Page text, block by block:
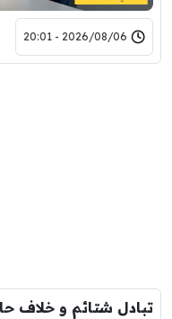
2026/08/06 - 20:01
تبادل شتائم و خلاف